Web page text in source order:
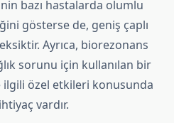
bazı hastalarda olumlu
gösterse de, geniş çaplı
Ayrıca, biorezonans
sorunu için kullanılan bir
özel etkileri konusunda
vardır.